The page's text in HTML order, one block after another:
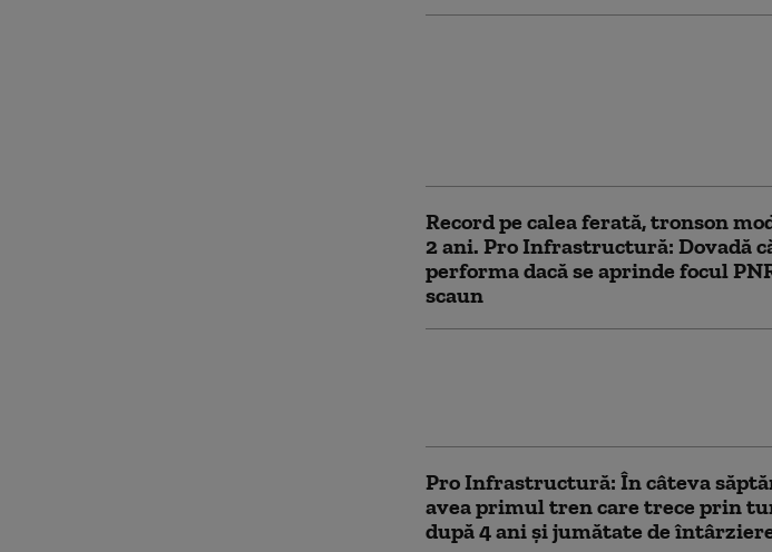
Record pe calea ferată, tronson
2 ani. Pro Infrastructură: Dovadă
performa dacă se aprinde focul
scaun
Pro Infrastructură: În câteva
avea primul tren care trece prin
după 4 ani şi jumătate de